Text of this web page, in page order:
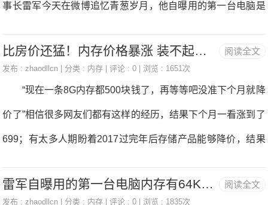
事长雷军今天在微博追忆青葱岁月，他自曝用的第一台电脑是
手机如小米MIX2的内存已经摸到了8GB，是64KB的13.1万
阅读全文
比房价还猛！内存价格暴涨 装不起电脑了
发布 :zhaodllcn | 分类 : 内存 | 评论 : 0 | 浏览 : 1651次
“现在一条8G内存都500块钱了，再等等吧没准下个月就降
价了”相信很多网友们都有这样的经历，结果下个月一看涨到了
699；有太多人期盼着2017过完年后存储产品能够降价，结果
双8G的DDR4套装已经飙升到了1599元。 记得去年最存储
阅读全文
雷军自曝用的第一台电脑内存有64KB 网友：土豪啊
发布 :zhaodllcn | 分类 : 内存 | 评论 : 0 | 浏览 : 1835次